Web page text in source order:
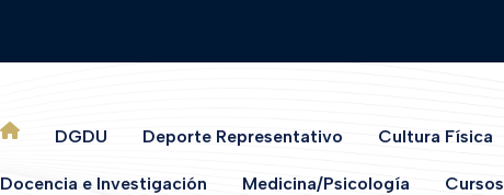
DGDU Deporte Representativo Cultura Física
Docencia e Investigación Medicina/Psicología Cursos